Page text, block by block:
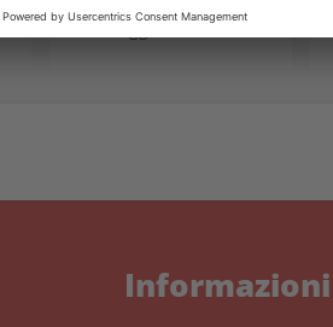
attraverso un tasso di
riciclaggio fino all80%.
Informazioni